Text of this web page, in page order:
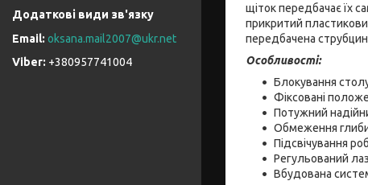
щіток передбачає їх
прикритий
передбачена
Особливості:
Блокування
Фіксовані
Потужний
Обмеження
Підсвічування
Регульований
Вбудована
oksana.mail2007@ukr.net
+380957741004